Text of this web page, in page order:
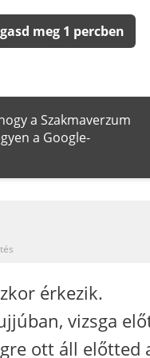
meg 1 percben
a Szakmaverzum
a Google-
érkezik.
vizsga
ott áll előtted